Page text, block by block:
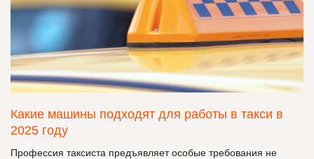
Какие машины подходят для работы в такси в
2025 году
Профессия таксиста предъявляет особые требования не